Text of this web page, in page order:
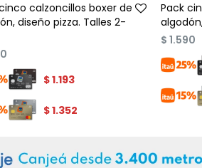
calzoncillos boxer de
diseño pizza. Talles 2-
$1.193
$1.352
Pack
$ 1.590